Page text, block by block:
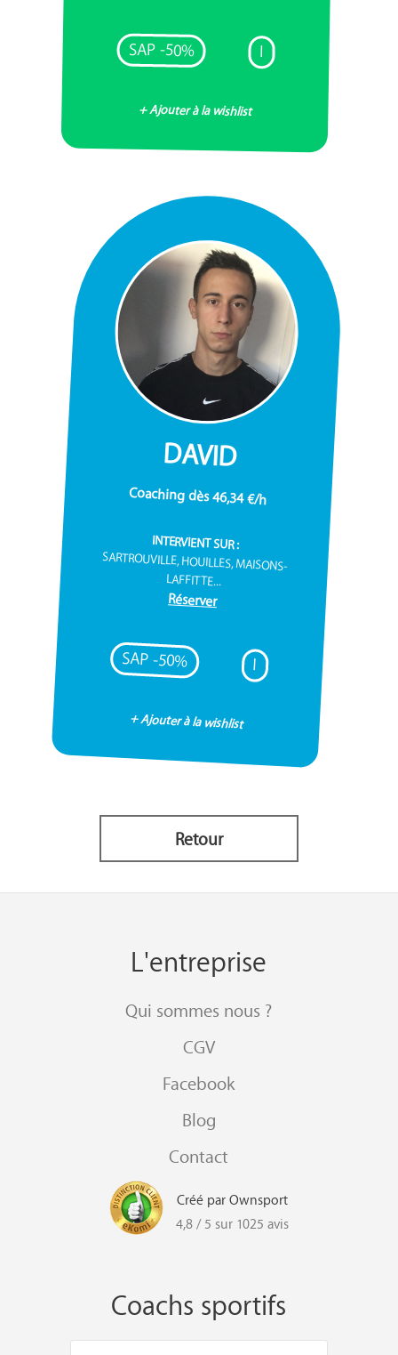
SAP -50% I
+ Ajouter à la wishlist
DAVID
Coaching dès 46,34 €/h
INTERVIENT SUR :
SARTROUVILLE, HOUILLES, MAISONS-
LAFFITTE...
Réserver
SAP -50% I
+ Ajouter à la wishlist
Retour
L'entreprise
Qui sommes nous ?
CGV
Facebook
Blog
Contact
Créé par Ownsport
4,8 / 5 sur 1025 avis
Coachs sportifs